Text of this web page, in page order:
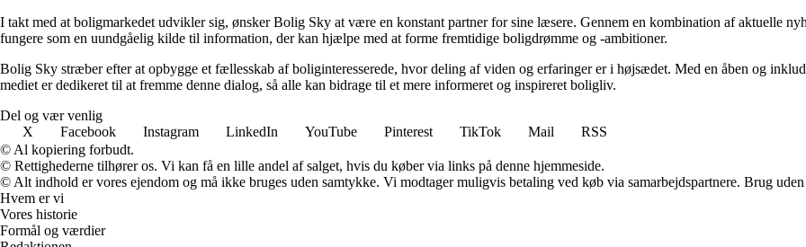
I takt med at boligmarkedet udvikler sig, ønsker Bolig Sky at være en konstant partner for sine læsere. Gennem en kombination af aktuelle
fungere som en uundgåelig kilde til information, der kan hjælpe med at forme fremtidige boligdrømme og -ambitioner.
Bolig Sky stræber efter at opbygge et fællesskab af boliginteresserede, hvor deling af viden og erfaringer er i højsædet. Med en åben og
mediet er dedikeret til at fremme denne dialog, så alle kan bidrage til et mere informeret og inspireret boligliv.
Del og vær venlig
X
Facebook Instagram LinkedIn YouTube Pinterest TikTok Mail
RSS
© Al kopiering forbudt.
© Rettighederne tilhører os. Vi kan få en lille andel af salget, hvis du køber via links på denne hjemmeside.
© Alt indhold er vores ejendom og må ikke bruges uden samtykke. Vi modtager muligvis betaling ved køb via samarbejdspartnere. Brug
Hvem er vi
Vores historie
Formål og værdier